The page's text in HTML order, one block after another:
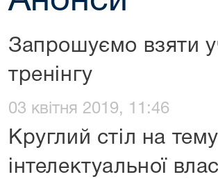
Запрошуємо взяти
тренінгу
03 квітня 2019, 11:46
Круглий стіл на
інтелектуальної